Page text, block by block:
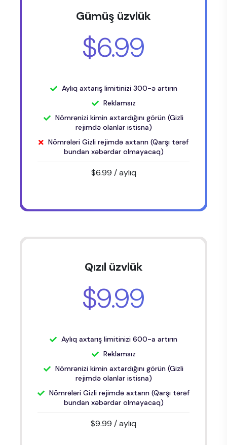
Gümüş üzvlük
$6.99
Aylıq axtarış limitinizi 300-ə artırın
Reklamsız
Nömrənizi kimin axtardığını görün (Gizli
rejimdə olanlar istisna)
Nömrələri Gizli rejimdə axtarın (Qarşı tərəf
bundan xəbərdar olmayacaq)
$6.99 / aylıq
Qızıl üzvlük
$9.99
Aylıq axtarış limitinizi 600-a artırın
Reklamsız
Nömrənizi kimin axtardığını görün (Gizli
rejimdə olanlar istisna)
Nömrələri Gizli rejimdə axtarın (Qarşı tərəf
bundan xəbərdar olmayacaq)
$9.99 / aylıq